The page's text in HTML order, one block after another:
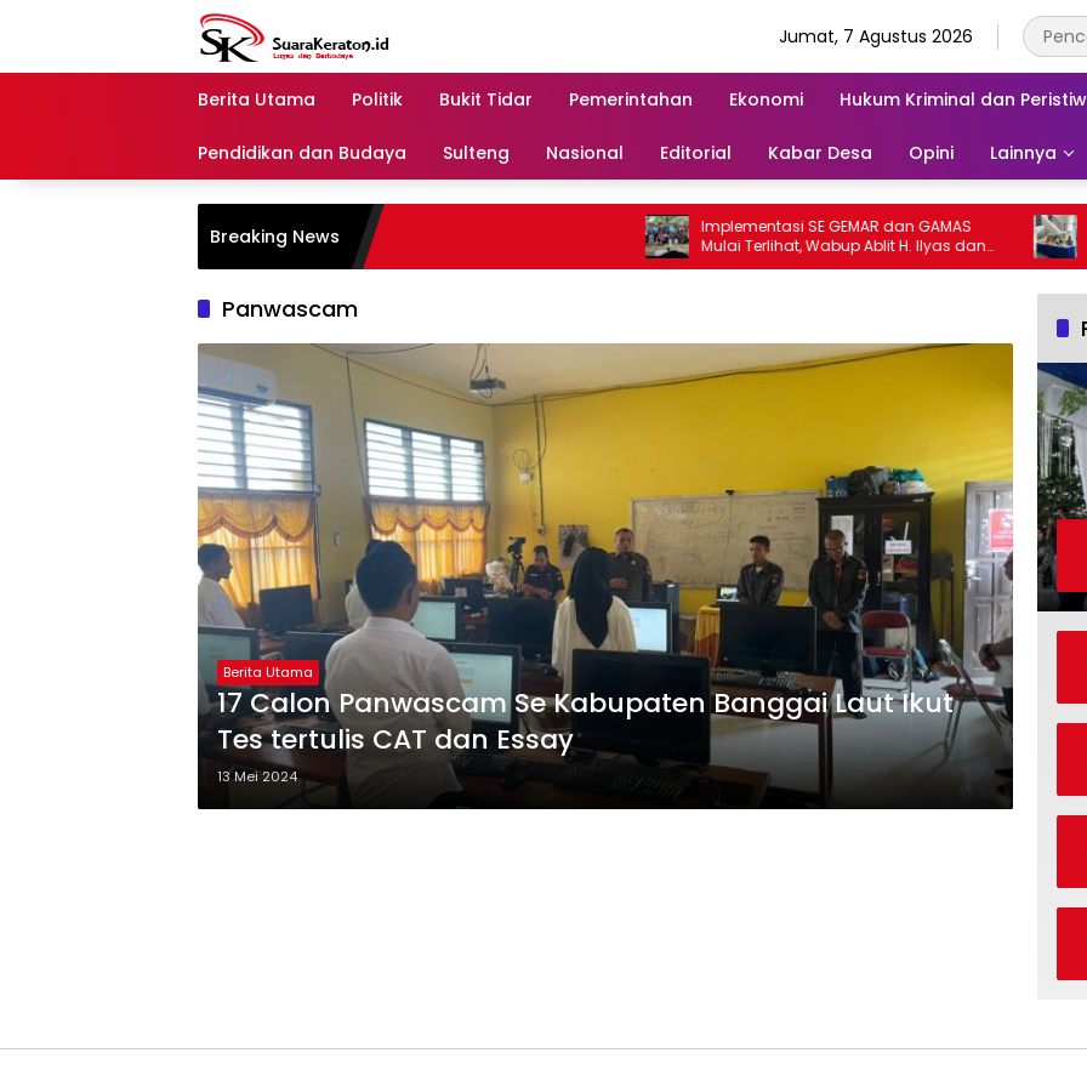
Jumat, 7 Agustus 2026
Berita Utama Politik Bukit Tidar Pemerintahan Ekonomi Hukum Kriminal dan
Pendidikan dan Budaya Sulteng Nasional Editorial Kabar Desa Opini Lainnya
Breaking News
Implementasi SE GEMAR dan GAMAS
Mulai Terlihat, Wabup Ablit H. Ilyas dan
Para Ayah di Banggai Laut Kompak
Panwascam
Berita Utama
17 Calon Panwascam Se Kabupaten Banggai Laut Ikut
Tes tertulis CAT dan Essay
13 Mei 2024